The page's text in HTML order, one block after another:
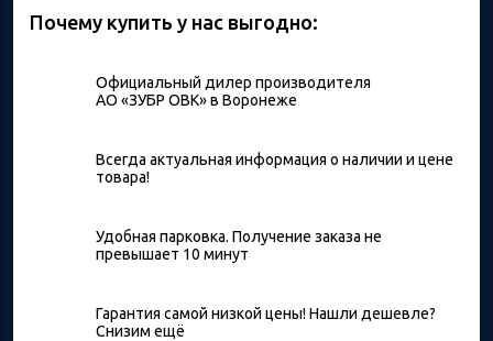
Почему купить у нас выгодно:
Официальный дилер производителя
АО «ЗУБР ОВК» в Воронеже
Всегда актуальная информация о наличии и цене
товара!
Удобная парковка. Получение заказа не
превышает 10 минут
Гарантия самой низкой цены! Нашли дешевле?
Снизим ещё